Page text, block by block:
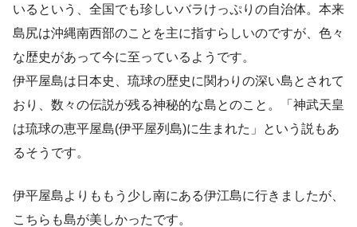
いるという、全国でも珍しいバラけっぷりの自治体。本来
島尻は沖縄南西部のことを主に指すらしいのですが、色々
な歴史があって今に至っているようです。
伊平屋島は日本史、琉球の歴史に関わりの深い島とされて
おり、数々の伝説が残る神秘的な島とのこと。「神武天皇
は琉球の恵平屋島(伊平屋列島)に生まれた」という説もあ
るそうです。
伊平屋島よりももう少し南にある伊江島に行きましたが、
こちらも島が美しかったです。